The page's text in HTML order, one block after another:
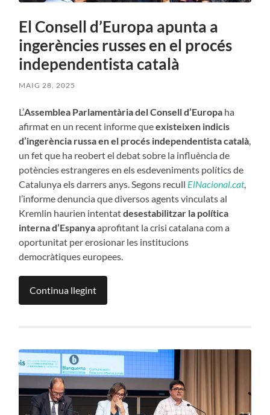
El Consell d’Europa apunta a
ingerències russes en el procés
independentista català
MAIG 28, 2025
L’Assemblea Parlamentària del Consell d’Europa ha
afirmat en un recent informe queexisteixen indicis
d’ingerència russa en el procés independentista català
un fet que ha reobert el debat sobre la influència de
potències estrangeres en els esdeveniments polítics de
Catalunya els darrers anys. Segons recull ElNacional.cat,
l’informe denuncia que diversos agents vinculats al
Kremlin haurien intentatdesestabilitzar la política
interna d’Espanyaaprofitant la crisi catalana com a
oportunitat per erosionar les institucions
democràtiques europees.
Continua llegint